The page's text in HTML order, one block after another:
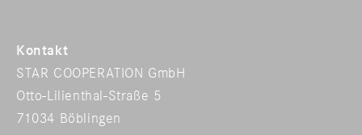
Kontakt
STAR COOPERATION GmbH
Otto-Lilienthal-Straße 5
71034 Böblingen